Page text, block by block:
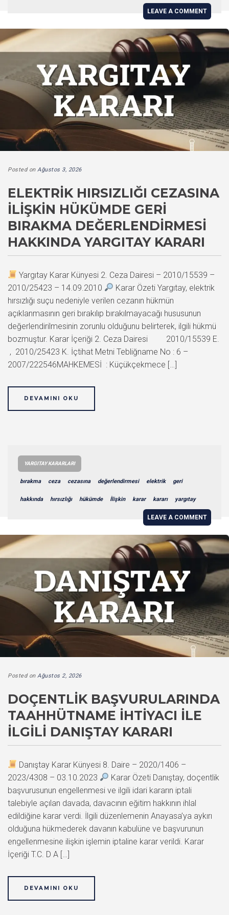
LEAVE A COMMENT
Posted on Ağustos 3, 2026
ELEKTRIK HIRSIZLIĞI CEZASINA
İLIŞKIN HÜKÜMDE GERI
BIRAKMA DEĞERLENDIRMESI
HAKKINDA YARGITAY KARARI
Yargıtay Karar Künyesi 2. Ceza Dairesi – 2010/15539 –
2010/25423 – 14.09.2010
Karar Özeti Yargıtay, elektrik
hırsızlığı suçu nedeniyle verilen cezanın hükmün
açıklanmasının geri bırakılıp bırakılmayacağı hususunun
değerlendirilmesinin zorunlu olduğunu belirterek, ilgili hükmü
bozmuştur. Karar İçeriği 2. Ceza Dairesi 2010/15539 E.
, 2010/25423 K. İçtihat Metni Tebliğname No : 6 –
2007/222546MAHKEMESİ : Küçükçekmece […]
DEVAMINI OKU
YARGITAY KARARLARI
bırakma ceza cezasına değerlendirmesi elektrik geri
hakkında hırsızlığı hükümde İlişkin karar kararı yargıtay
LEAVE A COMMENT
Posted on Ağustos 2, 2026
DOÇENTLIK BAŞVURULARINDA
TAAHHÜTNAME İHTIYACI İLE
İLGILI DANIŞTAY KARARI
Danıştay Karar Künyesi 8. Daire – 2020/1406 –
2023/4308 – 03.10.2023
Karar Özeti Danıştay, doçentlik
başvurusunun engellenmesi ve ilgili idari kararın iptali
talebiyle açılan davada, davacının eğitim hakkının ihlal
edildiğine karar verdi. İlgili düzenlemenin Anayasa’ya aykırı
olduğuna hükmederek davanın kabulüne ve başvurunun
engellenmesine ilişkin işlemin iptaline karar verildi. Karar
İçeriği T.C. D A […]
DEVAMINI OKU